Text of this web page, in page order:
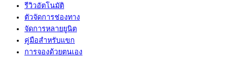
รีวิวอัตโนมัติ
ตัวจัดการช่องทาง
จัดการหลายยูนิต
คู่มือสำหรับแขก
การจองด้วยตนเอง